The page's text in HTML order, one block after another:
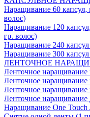
Наращивание 60 капсул,
волос)
Наращивание 120
гр. волос)
Наращивание 240
Наращивание 300
ЛЕНТОЧНОЕ
Ленточное наращивание
Ленточное
Ленточное наращивание
Ленточное наращивание
Наращивание One Touch